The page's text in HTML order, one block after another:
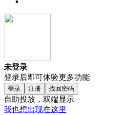
未登录
登录后即可体验更多功能
登录 注册 找回密码
自助投放，双端显示
我也想出现在这里